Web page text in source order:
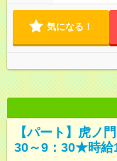
気になる！
【パート】虎ノ
30～9：30★時